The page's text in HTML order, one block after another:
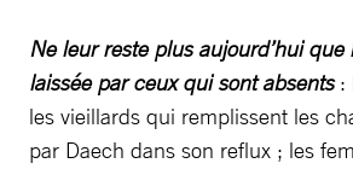
Ne leur reste plus aujourd’hui que
laissée par ceux qui sont absents:
les vieillards qui remplissent les
par Daech dans son reflux ; les